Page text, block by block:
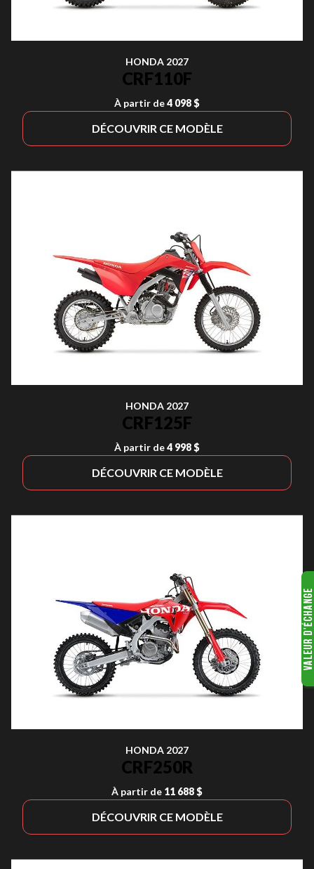
HONDA 2027
CRF110F
À partir de4 098 $
DÉCOUVRIR CE MODÈLE
HONDA 2027
CRF125F
À partir de4 998 $
DÉCOUVRIR CE MODÈLE
HONDA 2027
CRF250R
À partir de 11 688 $
DÉCOUVRIR CE MODÈLE